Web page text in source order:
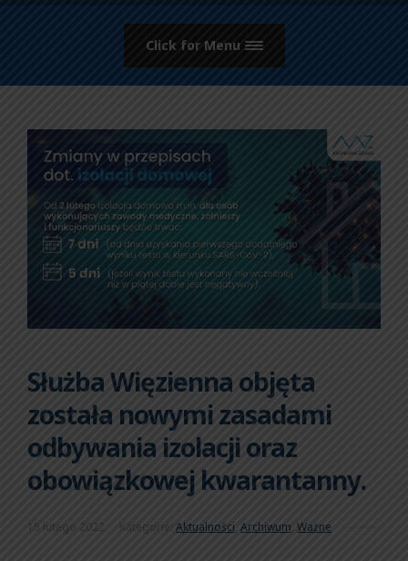
Click for Menu
Służba Więzienna objęta
została nowymi zasadami
odbywania izolacji oraz
obowiązkowej kwarantanny.
15 lutego 2022 Kategorie: Aktualności Archiwum, Ważne